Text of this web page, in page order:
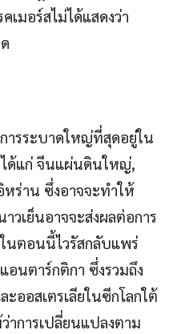
เมอร์สไม่ได้แสดงว่า
ารระบาดใหญ่ที่สุดอยู่ใน
ด้แก่ จีนแผ่นดินใหญ่,
ร่าน ซึ่งอาจจะทำให้
วเย็นอาจจะส่งผลต่อการ
นตอนนี้ไวรัสกลับแพร่
อนตาร์กติกา ซึ่งรวมถึง
ออสเตรเลียในซีกโลกใต้
าการเปลี่ยนแปลงตาม